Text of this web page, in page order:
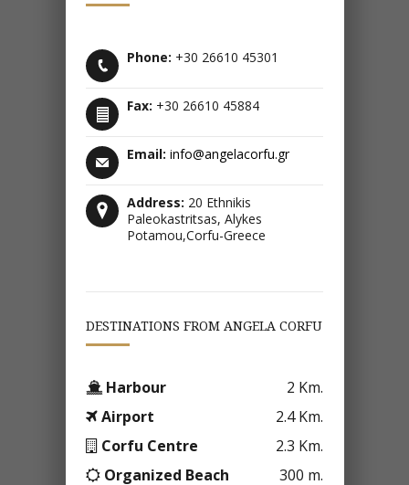
Phone: +30 26610 45301
Fax: +30 26610 45884
Email: info@angelacorfu.gr
Address: 20 Ethnikis
Paleokastritsas, Alykes
Potamou,Corfu-Greece
DESTINATIONS FROM ANGELA CORFU
Harbour
2 Km.
Airport
2.4 Km.
Corfu Centre
2.3 Km.
Organized Beach
300 m.